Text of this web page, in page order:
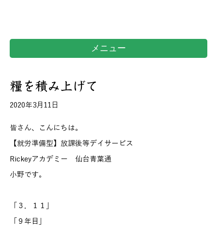
メニュー
糧を積み上げて
2020年3月11日
皆さん、こんにちは。
【就労準備型】放課後等デイサービス
Rickeyアカデミー 仙台青葉通
小野です。
「３．１１」
「９年目」